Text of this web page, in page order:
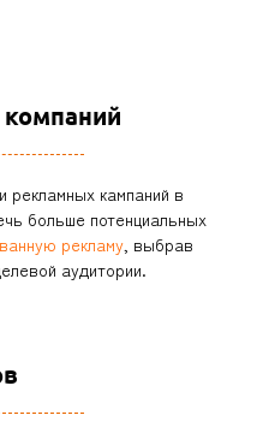
рекламных кампаний в
больше потенциальных
рекламу, выбрав
аудитории.